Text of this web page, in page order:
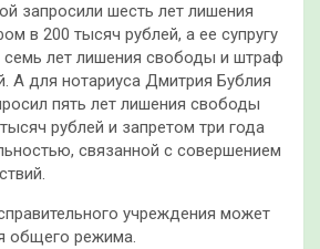
запросили шесть лет лишения
в 200 тысяч рублей, а ее супругу
лет лишения свободы и штраф
А для нотариуса Дмитрия Бублия
пять лет лишения свободы
рублей и запретом три года
связанной с совершением
учреждения может
общего режима.